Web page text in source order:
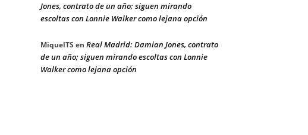
Jones, contrato de un año; siguen mirando
escoltas con Lonnie Walker como lejana opción
MiquelTS en Real Madrid: Damian Jones, contrato
de un año; siguen mirando escoltas con Lonnie
Walker como lejana opción